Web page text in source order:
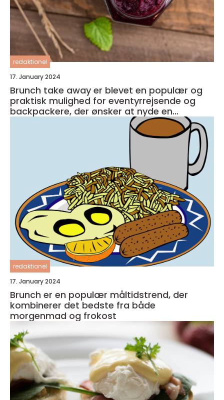
redaktionel
17. January 2024
Brunch take away er blevet en populær og
praktisk mulighed for eventyrrejsende og
backpackere, der ønsker at nyde en
velsmagende og nærende måltid, som kan
redaktionel
17. January 2024
Brunch er en populær måltidstrend, der
kombinerer det bedste fra både
morgenmad og frokost